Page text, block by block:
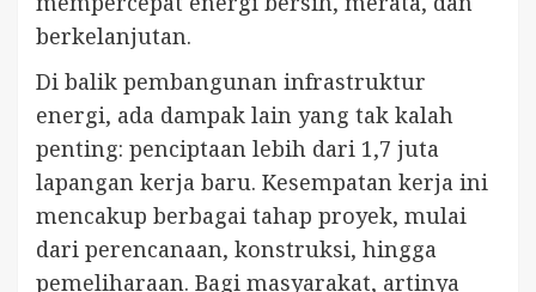
berkelanjutan.
Di balik pembangunan infrastruktur
energi, ada dampak lain yang tak kalah
penting: penciptaan lebih dari 1,7 juta
lapangan kerja baru. Kesempatan kerja ini
mencakup berbagai tahap proyek, mulai
dari perencanaan, konstruksi, hingga
pemeliharaan. Bagi masyarakat, artinya